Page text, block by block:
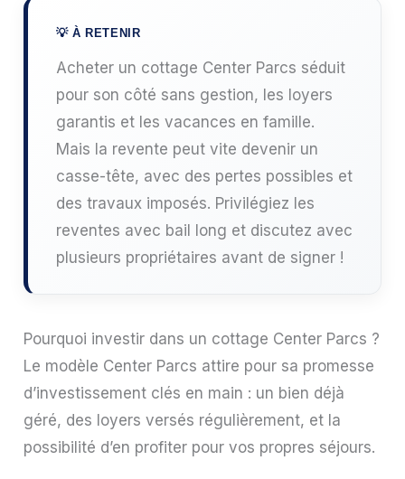
Acheter un cottage Center Parcs séduit
pour son côté sans gestion, les loyers
garantis et les vacances en famille.
Mais la revente peut vite devenir un
casse-tête, avec des pertes possibles et
des travaux imposés. Privilégiez les
reventes avec bail long et discutez avec
plusieurs propriétaires avant de signer !
Pourquoi investir dans un cottage Center Parcs ?
Le modèle Center Parcs attire pour sa promesse
d’investissement clés en main : un bien déjà
géré, des loyers versés régulièrement, et la
possibilité d’en profiter pour vos propres séjours.